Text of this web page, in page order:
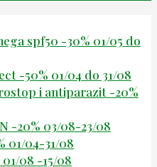
spf50 -30% 01/05 do
-50% 01/04 do 31/08
i antiparazit -20%
-20% 03/08-23/08
01/04-31/08
01/08 -15/08